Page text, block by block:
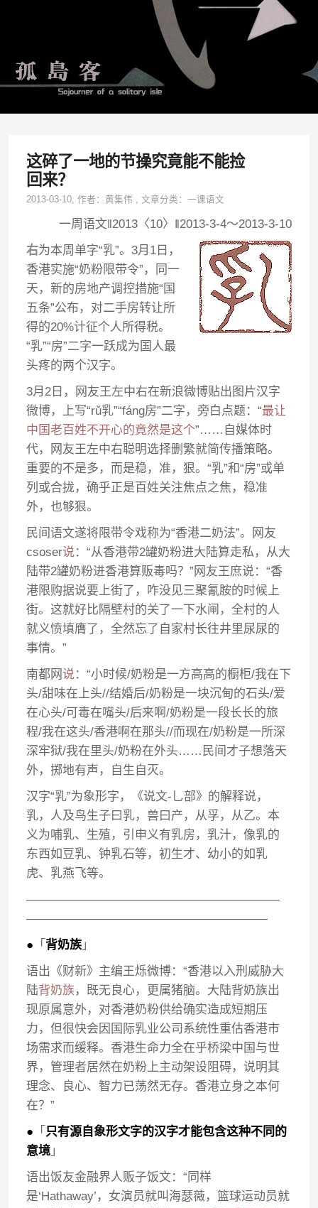
这碎了一地的节操究竟能不能捡
回来？
2013-03-10, 作者：黄集伟 ,文章分类：一课语文
一周语文‖2013〈10〉‖2013-3-4～2013-3-10
右为本周单字“乳”。3月1日，
香港实施“奶粉限带令”，同一
天，新的房地产调控措施“国
五条”公布，对二手房转让所
得的20%计征个人所得税。
“乳”“房”二字一跃成为国人最
头疼的两个汉字。
3月2日，网友王左中右在新浪微博贴出图片汉字
微博，上写“rǔ乳”“fáng房”二字，旁白点题：“最让
中国老百姓不开心的竟然是这个”……自媒体时
代，网友王左中右聪明选择删繁就简传播策略。
重要的不是多，而是稳，准，狠。“乳”和“房”或单
列或合拢，确乎正是百姓关注焦点之焦，稳准
外，也够狠。
民间语文遂将限带令戏称为“香港二奶法”。网友
csoser说：“从香港带2罐奶粉进大陆算走私，从大
陆带2罐奶粉进香港算贩毒吗？”网友王庶说：“香
港限购据说要上街了，咋没见三聚氰胺的时候上
街。这就好比隔壁村的关了一下水闸，全村的人
就义愤填膺了，全然忘了自家村长往井里尿尿的
事情。”
南都网说：“小时候/奶粉是一方高高的橱柜/我在下
头/甜味在上头//结婚后/奶粉是一块沉甸的石头/爱
在心头/可毒在嘴头/后来啊/奶粉是一段长长的旅
程/我在这头/香港啊在那头//而现在/奶粉是一所深
深牢狱/我在里头/奶粉在外头……民间才子想落天
外，掷地有声，自生自灭。
汉字“乳”为象形字，《说文-乚部》的解释说，
乳，人及鸟生子曰乳，兽曰产，从孚，从乙。本
义为哺乳、生殖，引申义有乳房，乳汁，像乳的
东西如豆乳、钟乳石等，初生才、幼小的如乳
虎、乳燕飞等。
—————————————————————
————————————————————
● 「 背奶族 」
语出《财新》主编王烁微博：“香港以入刑威胁大
陆背奶族 ，既无良心，更属猪脑。大陆背奶族出
现原属意外，对香港奶粉供给确实造成短期压
力，但很快会因国际乳业公司系统性重估香港市
场需求而缓释。香港生命力全在乎桥梁中国与世
界，管理者居然在奶粉上主动架设阻碍，说明其
理念、良心、智力已荡然无存。香港立身之本何
在？”
● 「 只有源自象形文字的汉字才能包含这种不同的
意境 」
语出饭友金融界人贩子饭文：“同样
是‘Hathaway’，女演员就叫海瑟薇，篮球运动员就